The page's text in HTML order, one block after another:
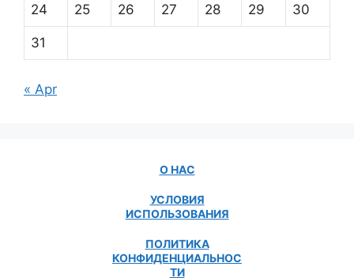
24 25 26 27 28 29 30
31
« Apr
О НАС
УСЛОВИЯ
ИСПОЛЬЗОВАНИЯ
ПОЛИТИКА
КОНФИДЕНЦИАЛЬНОС
ТИ